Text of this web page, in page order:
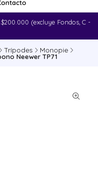
(excluye Fondos, C -
Trípodes Monopie
Neewer TP71